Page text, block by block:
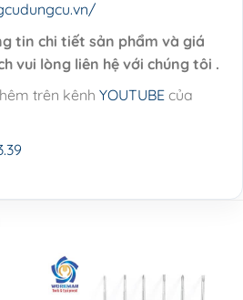
tin chi tiết sản phẩm và giá
vui lòng liên hệ với chúng tôi .
trên kênh YOUTUBEcủa